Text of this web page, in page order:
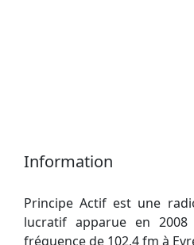
Information
Principe Actif est une
lucratif apparue en
fréquence de 102,4 fm à